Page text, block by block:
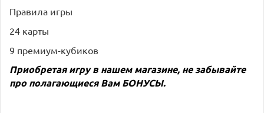
Правила игры
24 карты
9 премиум-кубиков
Приобретая игру в нашем магазине, не забывайте
про полагающиеся ВамБОНУСЫ.